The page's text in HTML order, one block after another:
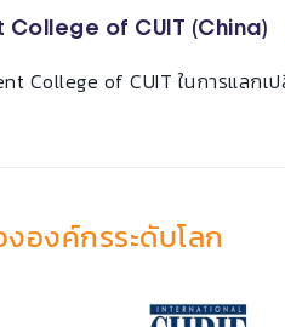
of CUIT (China)
College of CUIT ในการแลกเ
องค์กรระดับโลก